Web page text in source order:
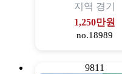
지역 경기
1,250만원
no.18989
9811